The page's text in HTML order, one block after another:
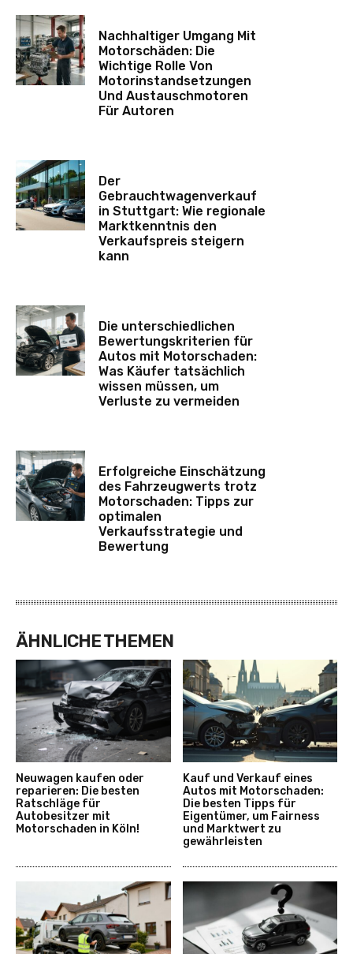
Nachhaltiger Umgang Mit
Motorschäden: Die
Wichtige Rolle Von
Motorinstandsetzungen
Und Austauschmotoren
Für Autoren
Der
Gebrauchtwagenverkauf
in Stuttgart: Wie regionale
Marktkenntnis den
Verkaufspreis steigern
kann
Die unterschiedlichen
Bewertungskriterien für
Autos mit Motorschaden:
Was Käufer tatsächlich
wissen müssen, um
Verluste zu vermeiden
Erfolgreiche Einschätzung
des Fahrzeugwerts trotz
Motorschaden: Tipps zur
optimalen
Verkaufsstrategie und
Bewertung
ÄHNLICHE THEMEN
Neuwagen kaufen oder
reparieren: Die besten
Ratschläge für
Autobesitzer mit
Motorschaden in Köln!
Kauf und Verkauf eines
Autos mit Motorschaden:
Die besten Tipps für
Eigentümer, um Fairness
und Marktwert zu
gewährleisten